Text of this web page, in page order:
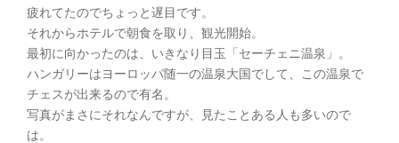
疲れてたのでちょっと遅目です。
それからホテルで朝食を取り、観光開始。
最初に向かったのは、いきなり目玉「セーチェニ温泉」。
ハンガリーはヨーロッパ随一の温泉大国でして、この温泉で
チェスが出来るので有名。
写真がまさにそれなんですが、見たことある人も多いので
は。